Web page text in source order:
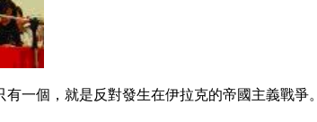
一個，就是反對發生在伊拉克的帝國主義戰爭。